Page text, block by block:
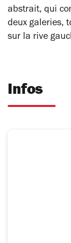
abstrait, qui
deux galeries,
sur la rive
Infos